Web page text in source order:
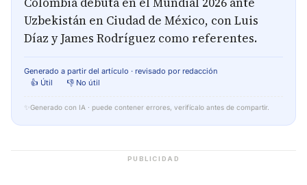
Uzbekistán en Ciudad de México, con Luis
Díaz y James Rodríguez como referentes.
Generado a partir del artículo · revisado por redacción
👍 Útil
👎 No útil
✨ Generado con IA · puede contener errores, verifícalo antes de compartir.
PUBLICIDAD